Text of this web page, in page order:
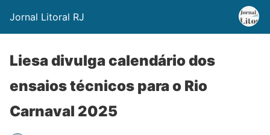
Jornal Litoral RJ
Liesa divulga calendário dos
ensaios técnicos para o Rio
Carnaval 2025